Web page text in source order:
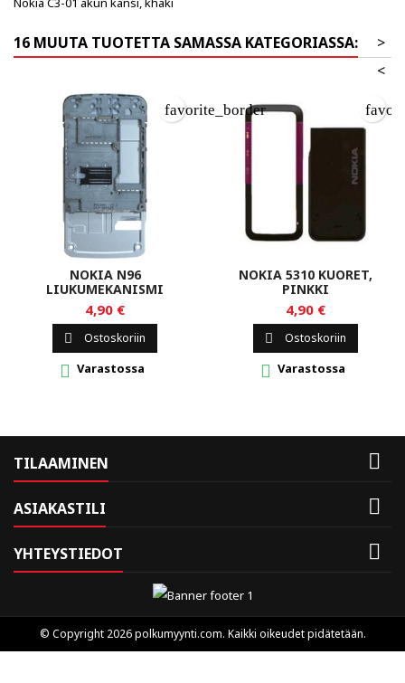
16 MUUTA TUOTETTA SAMASSA KATEGORIASSA:
>
<
NOKIA N96
LIUKUMEKANISMI
4,90 €
 Ostoskoriin
 Varastossa
favorite_border
NOKIA 5310 KUORET,
PINKKI
4,90 €
 Ostoskoriin
 Varastossa
TILAAMINEN 
ASIAKASTILI 
YHTEYSTIEDOT 
© Copyright 2026 polkumyynti.com. Kaikki oikeudet pidätetään.